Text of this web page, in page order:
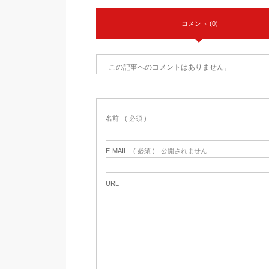
コメント (0)
この記事へのコメントはありません。
名前 ( 必須 )
E-MAIL ( 必須 ) - 公開されません -
URL